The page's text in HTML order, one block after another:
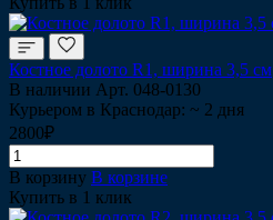
Костное долото R1, ширина 3,5 см
В наличии Арт. 048-0130
Курьером в Краснодар: ~ 2 дня
2800₽
В корзину В корзине
Купить в 1 клик